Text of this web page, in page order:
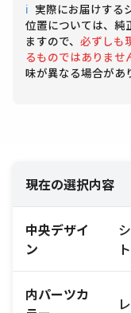
ℹ 実際にお届けする
位置については、純
ますので、 必ずしも
るものではありませ
味が異なる場合があ
現在の選択内容
中央デザイ
ン
ト
内パーツカ